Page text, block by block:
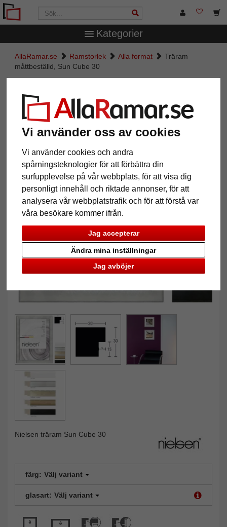
Vi använder oss av cookies
Vi använder cookies och andra
spårningsteknologier för att förbättra din
surfupplevelse på vår webbplats, för att visa dig
personligt innehåll och riktade annonser, för att
analysera vår webbplatstrafik och för att förstå var
våra besökare kommer ifrån.
Jag accepterar
Jag avböjer
Ändra mina inställningar
Kategorier
AllaRamar.se Ramstorlek Alla format
Träram
måttbeställd, Sun Cube 30
Träram måttbeställd, Sun Cube 30
Tillbaka
Nielsen träram Sun Cube 30
färg: Välj variant
glasart: Välj variant